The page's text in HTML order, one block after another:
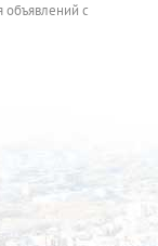
объявлений с